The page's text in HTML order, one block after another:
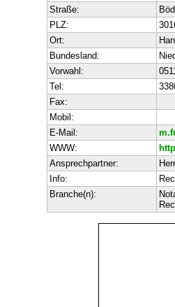
Straße:
PLZ:
Ort:
Bundesland:
Vorwahl:
Tel:
Fax:
Mobil:
E-Mail:
WWW:
Ansprechpartner:
Info:
Branche(n):